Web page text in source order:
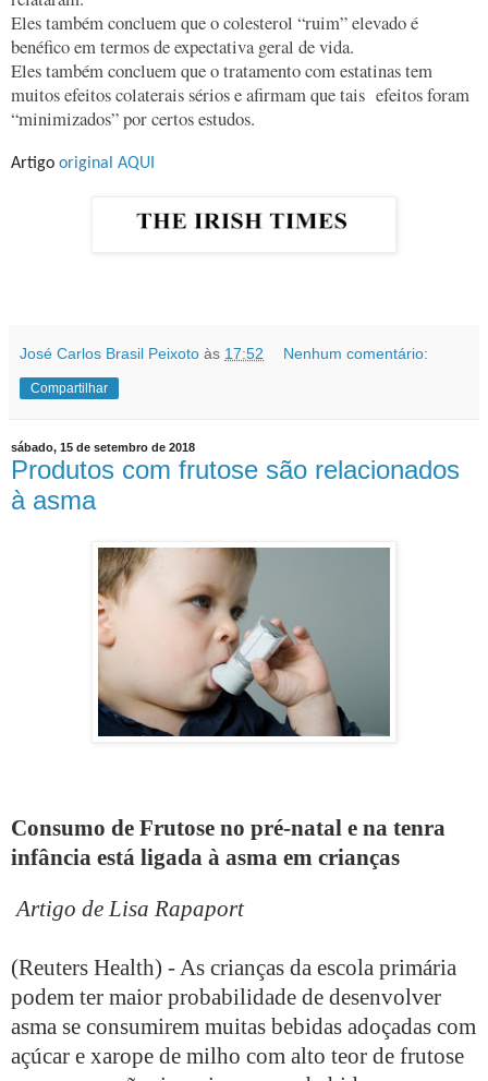
Eles também concluem que o colesterol “ruim” elevado é
benéfico em termos de expectativa geral de vida.
Eles também concluem que o tratamento com estatinas tem
muitos efeitos colaterais sérios e afirmam que tais efeitos foram
“minimizados” por certos estudos.
Artigo original AQUI
José Carlos Brasil Peixoto às 17:52 Nenhum comentário:
Compartilhar
sábado, 15 de setembro de 2018
Produtos com frutose são relacionados
à asma
Consumo de Frutose no pré-natal e na tenra
infância está ligada à asma em crianças
Artigo de Lisa Rapaport
(Reuters Health) - As crianças da escola primária
podem ter maior probabilidade de desenvolver
asma se consumirem muitas bebidas adoçadas com
açúcar e xarope de milho com alto teor de frutose